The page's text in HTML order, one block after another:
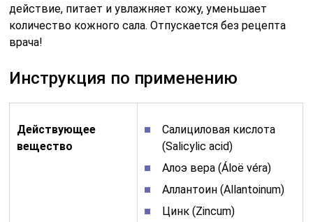
действие, питает и увлажняет кожу, уменьшает
количество кожного сала. Отпускается без рецепта
врача!
Инструкция по применению
Действующее
вещество
Салициловая кислота
(Salicylic acid)
Алоэ вера (Áloë véra)
Аллантоин (Allantoinum)
Цинк (Zincum)